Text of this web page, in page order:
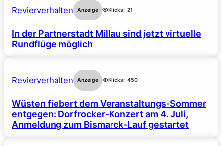
Revierverhalten Anzeige Klicks: 21
In der Partnerstadt Millau sind jetzt virtuelle
Rundflüge möglich
Revierverhalten Anzeige Klicks: 450
Wüsten fiebert dem Veranstaltungs-Sommer
entgegen: Dorfrocker-Konzert am 4. Juli,
Anmeldung zum Bismarck-Lauf gestartet